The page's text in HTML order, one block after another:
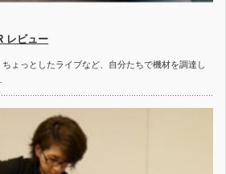
レビュー
ょっとしたライブなど、自分たちで機材を調達し